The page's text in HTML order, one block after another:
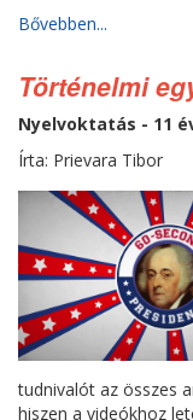
Bővebben...
Történelmi
Nyelvoktatás - 11
Írta: Prievara Tibor
tudnivalót az összes
hiszen a videókhoz